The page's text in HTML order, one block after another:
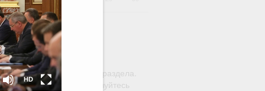
HD
HD
SD
календаря поиск
в рамках текущего раздела.
по всему сайту воспользуйтесь